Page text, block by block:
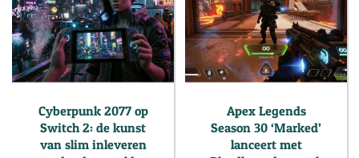
Cyberpunk 2077 op
Switch 2: de kunst
van slim inleveren
Apex Legends
Season 30 ‘Marked’
lanceert met